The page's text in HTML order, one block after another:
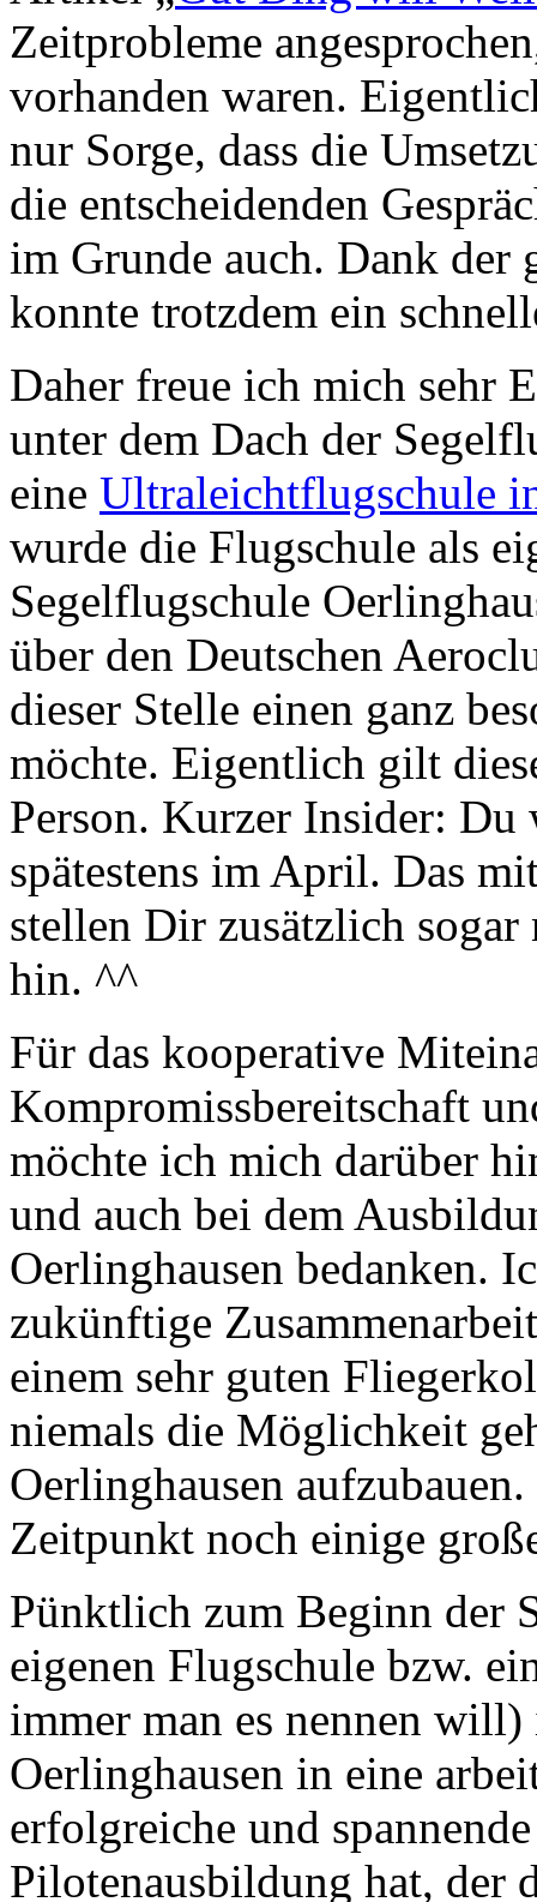
Zeitprobleme
vorhanden waren.
nur Sorge, dass die
die entscheidenden
im Grunde auch. Dank der
konnte trotzdem ein
Daher freue ich mich sehr
unter dem Dach der
eine Ultraleichtflugschule
wurde die Flugschule als
Segelflugschule
über den Deutschen
dieser Stelle einen ganz
möchte. Eigentlich gilt
Person. Kurzer Insider: Du
spätestens im April. Das
stellen Dir zusätzlich
hin. ^^
Für das kooperative
Kompromissbereitschaft
möchte ich mich darüber
und auch bei dem
Oerlinghausen bedanken.
zukünftige
einem sehr guten
niemals die Möglichkeit
Oerlinghausen
Zeitpunkt noch einige
Pünktlich zum Beginn der
eigenen Flugschule bzw.
immer man es nennen
Oerlinghausen in eine
erfolgreiche und
Pilotenausbildung hat, der